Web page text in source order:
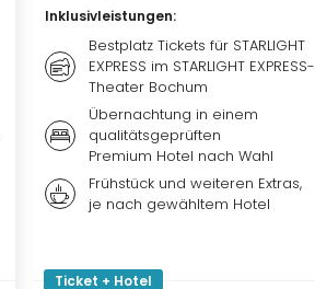
Inklusivleistungen:
Bestplatz Tickets für STARLIGHT
EXPRESS im STARLIGHT EXPRESS-
Theater Bochum
Übernachtung in einem
qualitätsgeprüften
Premium Hotel nach Wahl
Frühstück und weiteren Extras,
je nach gewähltem Hotel
Ticket + Hotel